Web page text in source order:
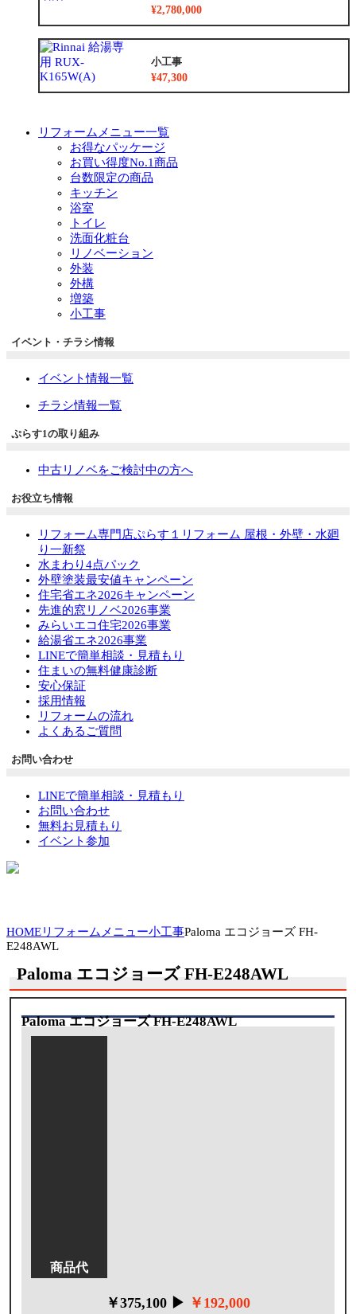
¥2,780,000
小工事
¥47,300
リフォームメニュー一覧
お得なパッケージ
お買い得度No.1商品
台数限定の商品
キッチン
浴室
トイレ
洗面化粧台
リノベーション
外装
外構
増築
小工事
イベント・チラシ情報
イベント情報一覧
チラシ情報一覧
ぷらす1の取り組み
中古リノベをご検討中の方へ
お役立ち情報
リフォーム専門店ぷらす１リフォーム 屋根・外壁・水廻
り一新祭
水まわり4点パック
外壁塗装最安値キャンペーン
住宅省エネ2026キャンペーン
先進的窓リノベ2026事業
みらいエコ住宅2026事業
給湯省エネ2026事業
LINEで簡単相談・見積もり
住まいの無料健康診断
安心保証
採用情報
リフォームの流れ
よくあるご質問
お問い合わせ
LINEで簡単相談・見積もり
お問い合わせ
無料お見積もり
イベント参加
HOMEリフォームメニュー小工事Paloma エコジョーズ FH-
E248AWL
Paloma エコジョーズ FH-E248AWL
Paloma エコジョーズ FH-E248AWL
商品代
￥375,100 ▶ ￥192,000